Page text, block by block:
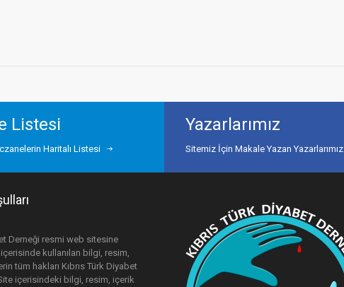
Listesi
Haritalı Listesi
Yazarlarımız
Sitemiz İçin Makale Yazan Yazarlarımız
Derneği resmi web sitesine
kullanılan bilgi, resim,
tüm hakları Kıbrıs Türk Diyabet
içerisindeki bilgi, resim, içerik